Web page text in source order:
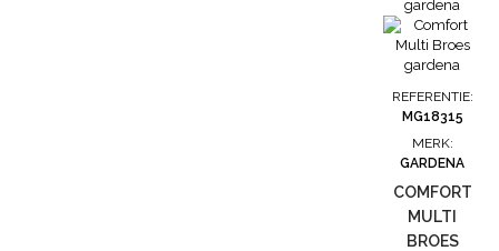
zorgt voor
maximaal
gebruikscomfort.
De waterstraal
is traploos
instelbaar. De
impulshendel
kan voor het
continu...
REFERENTIE:
MG18315
MERK:
GARDENA
COMFORT
MULTI
BROES